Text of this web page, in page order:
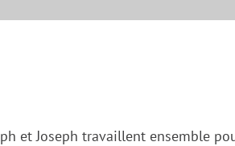
et Joseph travaillent ensemble